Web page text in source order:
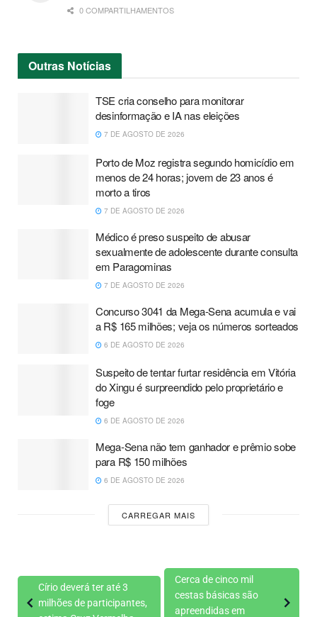
0 COMPARTILHAMENTOS
Outras Notícias
TSE cria conselho para monitorar
desinformação e IA nas eleições
7 DE AGOSTO DE 2026
Porto de Moz registra segundo homicídio em
menos de 24 horas; jovem de 23 anos é
morto a tiros
7 DE AGOSTO DE 2026
Médico é preso suspeito de abusar
sexualmente de adolescente durante consulta
em Paragominas
7 DE AGOSTO DE 2026
Concurso 3041 da Mega-Sena acumula e vai
a R$ 165 milhões; veja os números sorteados
6 DE AGOSTO DE 2026
Suspeito de tentar furtar residência em Vitória
do Xingu é surpreendido pelo proprietário e
foge
6 DE AGOSTO DE 2026
Mega-Sena não tem ganhador e prêmio sobe
para R$ 150 milhões
6 DE AGOSTO DE 2026
CARREGAR MAIS
Círio deverá ter até 3
milhões de participantes,
Cerca de cinco mil
cestas básicas são
apreendidas em